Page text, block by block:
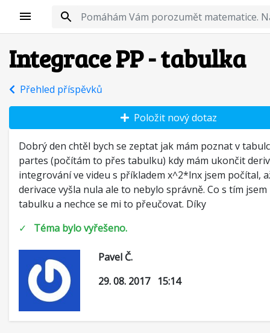
Integrace PP - tabulka
Přehled příspěvků
Dobrý den chtěl bych se zeptat jak mám poznat v
partes (počítám to přes tabulku) kdy mám ukončit
integrování ve videu s příkladem x^2*lnx jsem počítal,
derivace vyšla nula ale to nebylo správně. Co s tím
tabulku a nechce se mi to přeučovat. Díky
✓ Téma bylo vyřešeno.
Pavel Č.
29. 08. 2017 15:14
Položit nový dotaz